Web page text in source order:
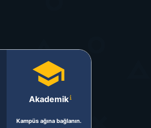
Akademik
Kampüs ağına bağlanın.